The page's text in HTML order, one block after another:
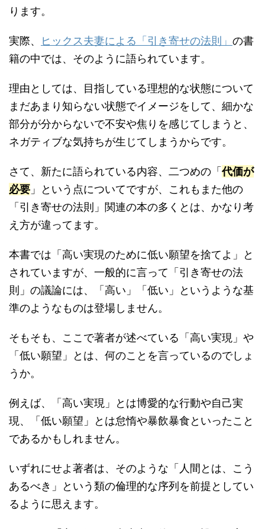
ります。
実際、 ヒックス夫妻による「引き寄せの法則」 の書
籍の中では、そのように語られています。
理由としては、目指している理想的な状態について
まだあまり知らない状態でイメージをして、細かな
部分が分からないで不安や焦りを感じてしまうと、
ネガティブな気持ちが生じてしまうからです。
さて、新たに語られている内容、二つめの「代価が
必要 」という点についてですが、これもまた他の
「引き寄せの法則」関連の本の多くとは、かなり考
え方が違ってます。
本書では「高い実現のために低い願望を捨てよ」と
されていますが、一般的に言って「引き寄せの法
則」の議論には、「高い」「低い」というような基
準のようなものは登場しません。
そもそも、ここで著者が述べている「高い実現」や
「低い願望」とは、何のことを言っているのでしょ
うか。
例えば、「高い実現」とは博愛的な行動や自己実
現、「低い願望」とは怠惰や暴飲暴食といったこと
であるかもしれません。
いずれにせよ著者は、そのような「人間とは、こう
あるべき」という類の倫理的な序列を前提としてい
るように思えます。